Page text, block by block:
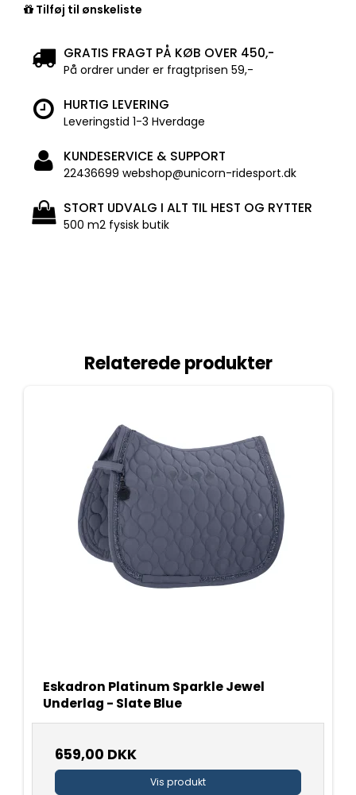
Tilføj til ønskeliste
GRATIS FRAGT PÅ KØB OVER 450,-
På ordrer under er fragtprisen 59,-
HURTIG LEVERING
Leveringstid 1-3 Hverdage
KUNDESERVICE & SUPPORT
22436699 webshop@unicorn-ridesport.dk
STORT UDVALG I ALT TIL HEST OG RYTTER
500 m2 fysisk butik
Relaterede produkter
Eskadron Platinum Sparkle Jewel
Underlag - Slate Blue
659,00 DKK
Vis produkt